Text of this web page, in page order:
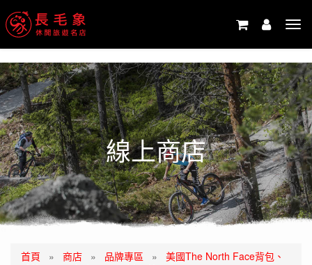
線上商店
首頁 » 商店 » 品牌專區 » 美國The North Face背包、